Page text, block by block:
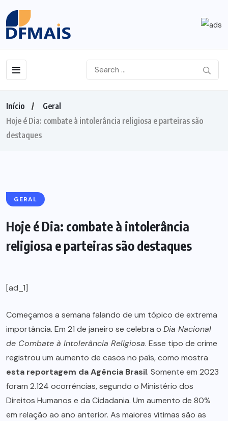
Início
Geral
Hoje é Dia: combate à intolerância religiosa e parteiras são
destaques
GERAL
Hoje é Dia: combate à intolerância
religiosa e parteiras são destaques
[ad_1]
Começamos a semana falando de um tópico de extrema
importância. Em 21 de janeiro se celebra o Dia Nacional
de Combate à Intolerância Religiosa. Esse tipo de crime
registrou um aumento de casos no país, como mostra
esta reportagem da Agência Brasil. Somente em 2023
foram 2.124 ocorrências, segundo o Ministério dos
Direitos Humanos e da Cidadania. Um aumento de 80%
em relação ao ano anterior. As maiores vítimas são as